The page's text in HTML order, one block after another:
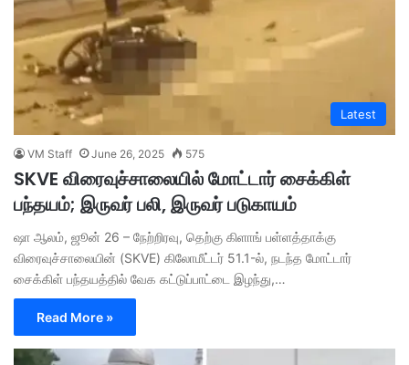
Latest
VM Staff June 26, 2025 575
SKVE விரைவுச்சாலையில் மோட்டார் சைக்கிள்
பந்தயம்; இருவர் பலி, இருவர் படுகாயம்
ஷா ஆலம், ஜூன் 26 – நேற்றிரவு, தெற்கு கிளாங் பள்ளத்தாக்கு
விரைவுச்சாலையின் (SKVE) கிலோமீட்டர் 51.1-ல், நடந்த மோட்டார்
சைக்கிள் பந்தயத்தில் வேக கட்டுப்பாட்டை இழந்து,…
Read More »